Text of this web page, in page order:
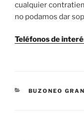
cualquier
no podamos dar
Teléfonos de
CATEGORIES
BUZONEO